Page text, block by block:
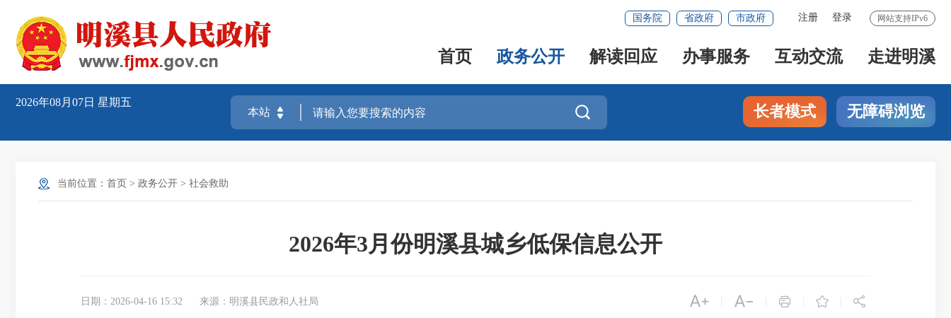
网站支持IPv6
注册 登录
国务院 省政府 市政府
首页 政务公开 解读回应 办事服务 互动交流 走进明溪
2026年08月07日 星期五
 长者模式 无障碍浏览
当前位置： 首页 > 政务公开 > 社会救助
2026年3月份明溪县城乡低保信息公开
日期：2026-04-16 15:32 来源：明溪县民政和人社局     